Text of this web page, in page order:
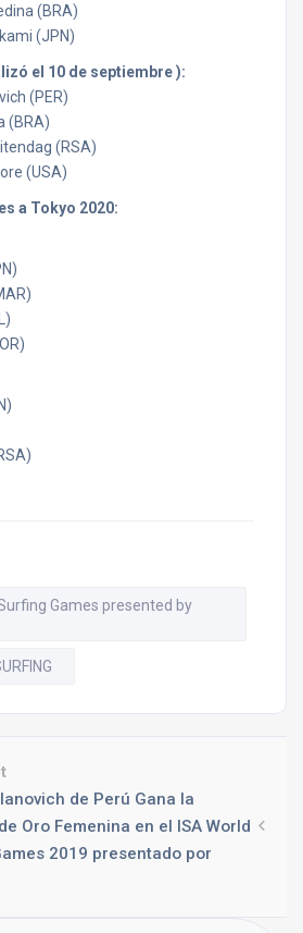
(BRA)
(JPN)
el 10 de septiembre ):
(PER)
(BRA)
(RSA)
(USA)
a Tokyo 2020:
Games presented by
de Perú Gana la
Oro Femenina en el ISA World
2019 presentado por